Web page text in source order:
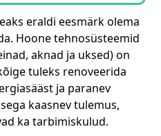
eraldi eesmärk olema
Hoone tehnosüsteemid
aknad ja uksed) on
tuleks renoveerida
ja paranev
kaasnev tulemus,
ka tarbimiskulud.